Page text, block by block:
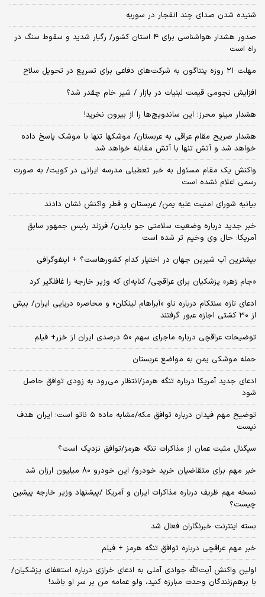
شنیده شدن صدای چند انفجار در سوریه
صدور هشدار هواشناسی برای ۴ استان کشور/ رگبار شدید و سقوط سنگ در
راه است
مهلت ۲۱ روزه پنتاگون به شرکت‌های دفاعی برای تسریع در تحویل سلاح
افزایش نجومی قیمت لبنیات در بازار / شیر خام چقدر شد؟
هشدار مینو محرز؛ این ساندویچ‌ها را از بیرون نخرید!
هشدار صریح مقام عراقی به عربستان/ موشکها تنها با موشک پاسخ داده
خواهد شد و آتش تنها با آتش مقابله خواهد شد
واکنش یک مقام مسئول به خبر تعطیلی مدرسه ایرانی در کویت/ به صورت
رسمی اعلام نشده است
بیانیه شورای امنیت علیه یمن/ عربستان و قطر واکنش نشان دادند
خبر جدید درباره وضعیت سلامتی جو بایدن/ فرزند رئیس جمهور سابق
آمریکا: حال وی وخیم تر شده است
بیشترین آب شیرین جهان در اختیار کدام کشورهاست؟ + اینفوگرافی
«جام زهر» پزشکیان برای عراقچی/ کنایه‌ای که وزیر خارجه را غافلگیر کرد
ادعای تازه سنتکام درباره ناو «آبراهام لینکلن» و محاصره دریایی ایران/ بیش
از ۳۰ کشتی اجازه عبور گرفتند
توضیحات عراقچی درباره ماجرای سهم ۵۰ درصدی ایران از خزر+ فیلم
حمله موشکی یمن به مواضع عربستان
ادعای جدید آمریکا درباره تنگه هرمز/انتظار می‌رود به زودی توافق حاصل
شود
توضیح مهم فیدان درباره توافق مکه/مشابه ماده ۵ ناتو است؛ ایران هدف
نیست
سیگنال‌ مثبت عمان از مذاکرات تنگه هرمز/توافق نزدیک است؟
خبر مهم برای متقاضیان خرید خودرو/ این خودرو ۸۰ میلیون ارزان شد
نسخه‌ مهم ظریف درباره مذاکرات ایران و آمریکا /پیشنهاد وزیر خارجه پیشین
چیست؟
بسته اینترنت خبرنگاران فعال شد
خبر مهم عراقچی درباره توافق تنگه هرمز + فیلم
اولین واکنش آیت‌الله جوادی آملی به ادعای خرازی درباره استعفای پزشکیان/
با برهم‌زنندگان وحدت مبارزه کنید، ولو عمامه من بر سر او باشد!